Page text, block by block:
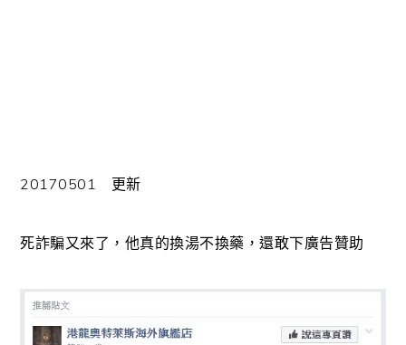
20170501 更新
死詐騙又來了，他真的換湯不換藥，還敢下廣告贊助